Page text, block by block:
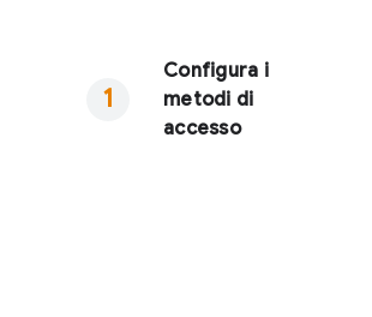
Configura i
metodi di
accesso